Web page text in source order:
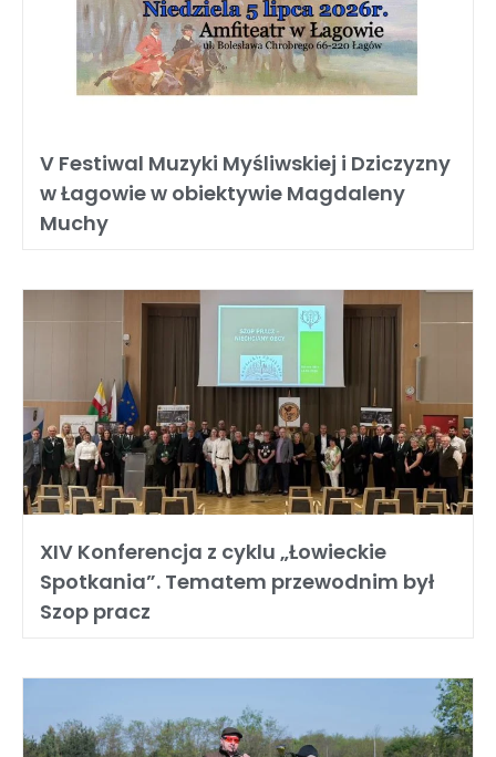
V Festiwal Muzyki Myśliwskiej i Dziczyzny
w Łagowie w obiektywie Magdaleny
Muchy
XIV Konferencja z cyklu „Łowieckie
Spotkania”. Tematem przewodnim był
Szop pracz